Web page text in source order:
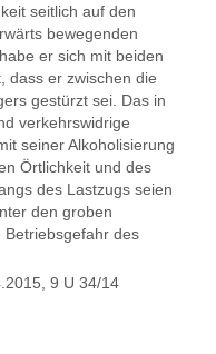
seitlich auf den
bewegenden
er sich mit beiden
dass er zwischen die
gestürzt sei. Das in
verkehrswidrige
seiner Alkoholisierung
Örtlichkeit und des
des Lastzugs seien
den groben
des
9 U 34/14